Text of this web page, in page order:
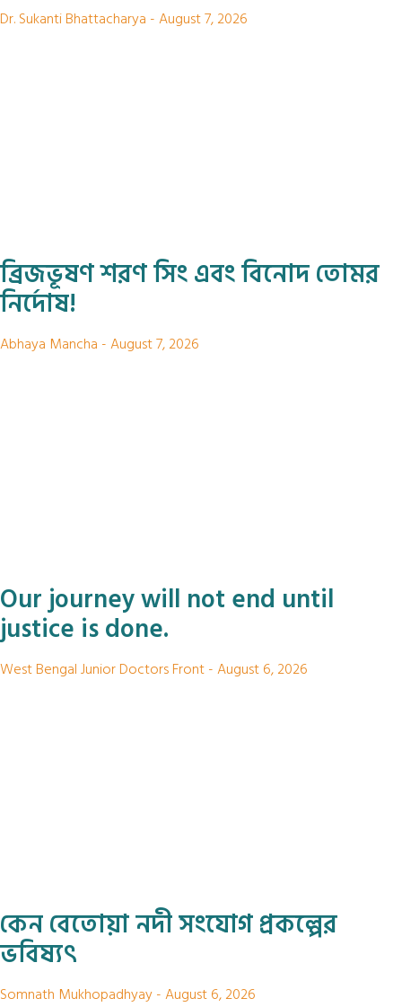
Dr. Sukanti Bhattacharya August 7, 2026
ব্রিজভূষণ শরণ সিং এবং বিনোদ তোমর
নির্দোষ!
Abhaya Mancha August 7, 2026
Our journey will not end until
justice is done.
West Bengal Junior Doctors Front August 6, 2026
কেন বেতোয়া নদী সংযোগ প্রকল্পের
ভবিষ্যৎ
Somnath Mukhopadhyay August 6, 2026